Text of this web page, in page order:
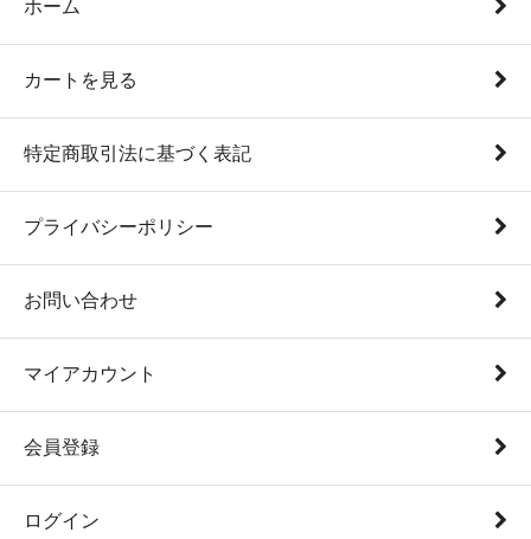
ホーム
カートを見る
特定商取引法に基づく表記
プライバシーポリシー
お問い合わせ
マイアカウント
会員登録
ログイン